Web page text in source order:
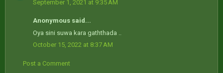
September 1, 2021 at 9:35 AM
Anonymous said...
Oya sini suwa kara gaththada ..
October 15, 2022 at 8:37 AM
Post a Comment